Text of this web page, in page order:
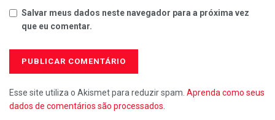
Salvar meus dados neste navegador para a próxima vez
que eu comentar.
Esse site utiliza o Akismet para reduzir spam. Aprenda como seus
dados de comentários são processados